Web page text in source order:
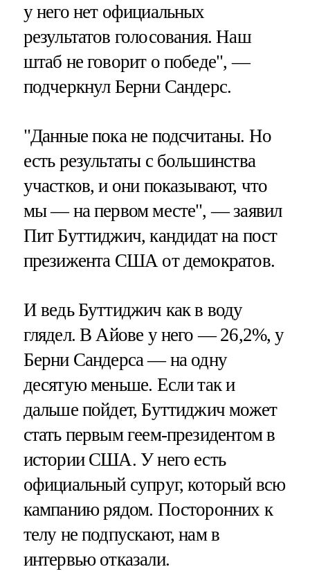
у него нет официальных
результатов голосования. Наш
штаб не говорит о победе", —
подчеркнул Берни Сандерс.
"Данные пока не подсчитаны. Но
есть результаты с большинства
участков, и они показывают, что
мы — на первом месте", — заявил
Пит Буттиджич, кандидат на пост
презижента США от демократов.
И ведь Буттиджич как в воду
глядел. В Айове у него — 26,2%, у
Берни Сандерса — на одну
десятую меньше. Если так и
дальше пойдет, Буттиджич может
стать первым геем-президентом в
истории США. У него есть
официальный супруг, который всю
кампанию рядом. Посторонних к
телу не подпускают, нам в
интервью отказали.